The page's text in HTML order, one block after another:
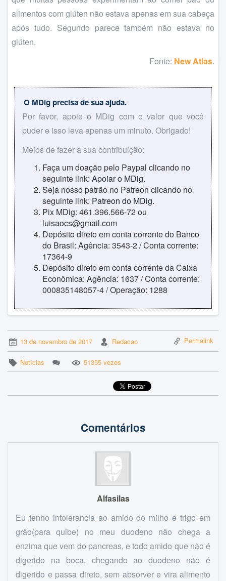
alimentos com glúten não estava apenas em sua cabeça
após tudo. Segundo parece também não estava no
glúten.
Fonte: New Atlas.
O MDig precisa de sua ajuda.
Por favor, apoie o MDig com o valor que você
puder e isso leva apenas um minuto. Obrigado!
Meios de fazer a sua contribuição:
Faça um doação pelo Paypal clicando no
seguinte link: Apoiar o MDig.
Seja nosso patrão no Patreon clicando no
seguinte link: Patreon do MDig.
Pix MDig: 461.396.566-72 ou
luisaocs@gmail.com
Depósito direto em conta corrente do Banco
do Brasil: Agência: 3543-2 / Conta corrente:
17364-9
Depósito direto em conta corrente da Caixa
Econômica: Agência: 1637 / Conta corrente:
000835148057-4 / Operação: 1288
13 de novembro de 2017 Redacao Permalink
Notícias 51355 vezes
Comentários
Alfasilas
Eu tenho intolerancia ao amido do milho e trigo em
grão(para quibe) no meu duodeno não chega a
enzima que vem do pancreas, e todo amido que não é
digerido na boca, chegando ao duodeno não é
digerido e passa direto, sem absorver e vira alimento